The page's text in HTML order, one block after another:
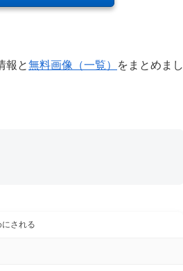
報と無料画像（一覧）
をまとめまし
される